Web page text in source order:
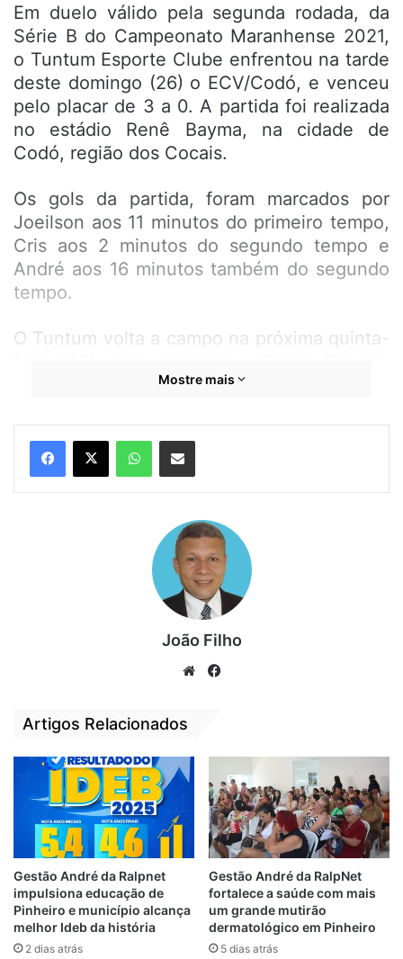
Em duelo válido pela segunda rodada, da
Série B do Campeonato Maranhense 2021,
o Tuntum Esporte Clube enfrentou na tarde
deste domingo (26) o ECV/Codó, e venceu
pelo placar de 3 a 0. A partida foi realizada
no estádio Renê Bayma, na cidade de
Codó, região dos Cocais.
Os gols da partida, foram marcados por
Joeilson aos 11 minutos do primeiro tempo,
Cris aos 2 minutos do segundo tempo e
André aos 16 minutos também do segundo
tempo.
O Tuntum volta a campo na próxima quinta-
Clube, enquanto o ECV/Codó joga na
Atlético Clube, às 15h30 no estádio Renê
Bayma.
do Maranhão Atlético Clube, Tuntum,
Timon, Cordino,Tupan e ECV/Codó O
campeão e o vice da Série B Maranhense,
garantem vaga na elite do Futebol
Maranhense em 2022.
Relacionado
Série B 2021: MAC
vence Tuntum no
Castelão por 2 a 1
18 de setembro de 2021
Em "PINHEIRO-MA"
Série B
Maranhense 2021:
MAC vence Timon
por 1 a 0 e assume
liderança
5 de outubro de 2021
Em "PINHEIRO-MA"
Série B
Maranhense 2021:
Tupan e Timon
Mostre mais
João Filho
We
Artigos Relacionados
Gestão André da Ralpnet
impulsiona educação de
Pinheiro e município alcança
melhor Ideb da história
2 dias atrás
Gestão André da RalpNet
fortalece a saúde com mais
um grande mutirão
dermatológico em Pinheiro
5 dias atrás